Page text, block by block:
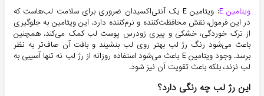
ویتامین E
: ویتامین E یک آنتی‌اکسیدان ضروری برای سلامت لب‌هاست که
در این فرمول، نقش محافظت‌کننده و نرم‌کننده دارد. این ویتامین به جلوگیری
از ترک خوردگی، خشکی و پیری زودرس پوست لب کمک می‌کند. همچنین
باعث می‌شود رنگ رژ لب بهتر روی لب بنشیند و بافت آن صاف‌تر به نظر
برسد. وجود ویتامین E باعث می‌شود استفاده روزانه از رژ لب نه تنها آسیبی به
لب نزند، بلکه باعث تقویت آن نیز شود.
این رژ لب چه رنگی دارد؟